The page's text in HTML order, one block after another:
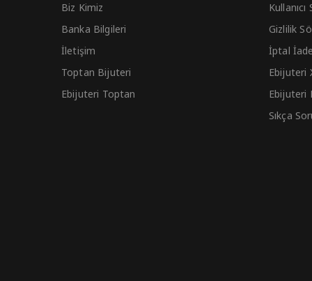
Biz Kimiz
Banka Bilgileri
İletişim
Toptan Bijuteri
Ebijuteri Toptan
Gizlilik
İptal
Ebijuteri
Ebijuteri
Sıkça